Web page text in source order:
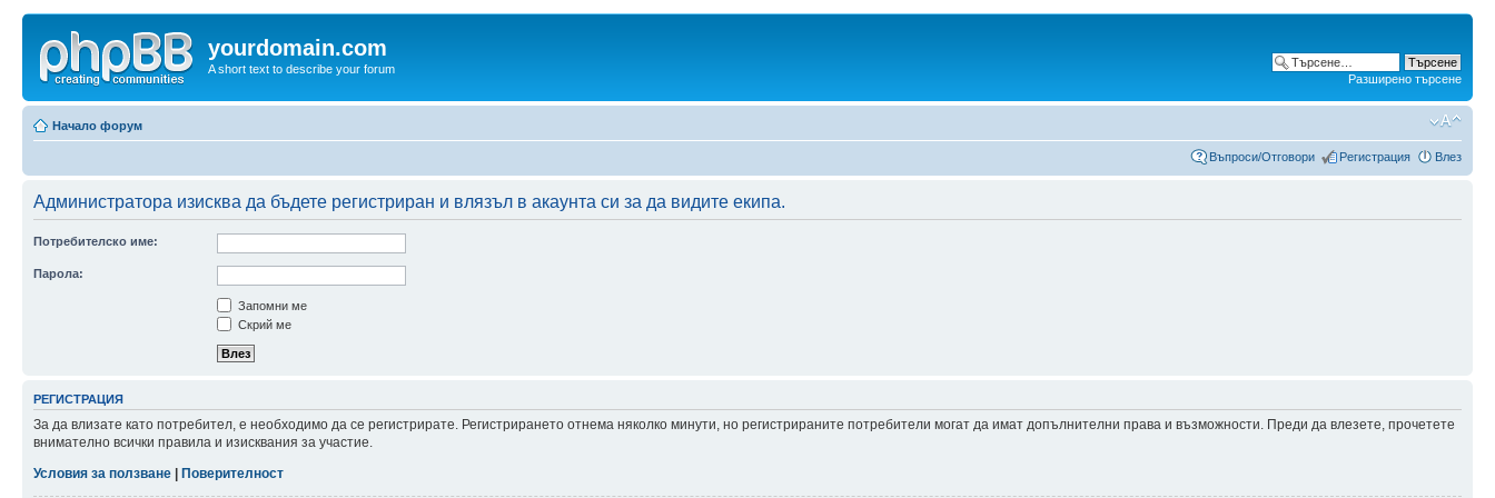
yourdomain.com
A short text to describe your forum
Разширено търсене
Начало форум
Въпроси/Отговори Регистрация Влез
Администратора изисква да бъдете регистриран и влязъл в акаунта си за да видите екипа.
Потребителско име:
Парола:
Запомни ме
Скрий ме
РЕГИСТРАЦИЯ
За да влизате като потребител, е необходимо да се регистрирате. Регистрирането отнема няколко минути, но регистрираните потребители могат да имат допълнителни права и възможности. Преди да влезете, прочетете
внимателно всички правила и изисквания за участие.
Условия за ползване
Поверителност